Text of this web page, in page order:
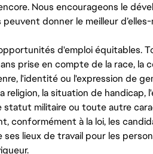
Nous encourageons le
donner le meilleur
d'emploi équitables.
prise en compte de la race, la
l'identité ou l'expression de
religion, la situation de handicap,
statut militaire ou toute autre
conformément à la loi, les
ses lieux de travail pour les